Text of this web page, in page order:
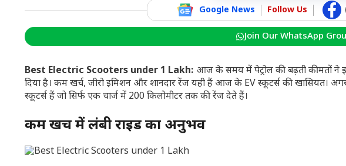
Google News Follow Us
Join Our WhatsApp
Best Electric Scooters under 1 Lakh: आज के समय में पेट्रोल की बढ़ती कीमतों ने
दिया है। कम खर्च, जीरो इमिशन और शानदार रेंज यही हैं आज के EV स्कूटर्स की खासियत।
स्कूटर्स हैं जो सिर्फ एक चार्ज में 200 किलोमीटर तक की रेंज देते हैं।
कम खर्च में लंबी राइड का अनुभव